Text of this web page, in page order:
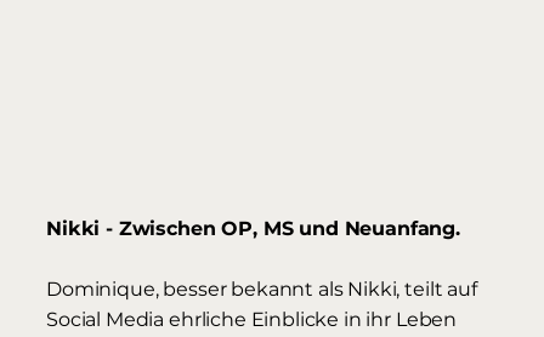
Nikki - Zwischen OP, MS und Neuanfang.
Dominique, besser bekannt als Nikki, teilt auf
Social Media ehrliche Einblicke in ihr Leben